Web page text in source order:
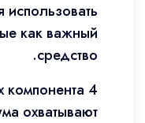
как важный
средство.
компонента
охватывают